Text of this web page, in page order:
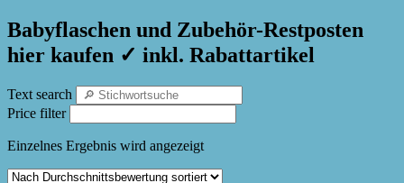
Babyflaschen und Zubehör-Restposten
hier kaufen ✓ inkl. Rabattartikel
Text search
Price filter
Einzelnes Ergebnis wird angezeigt